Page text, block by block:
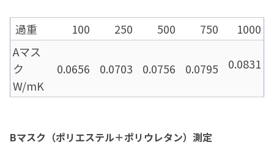
過重 100 250 500 750
1000
Aマス
ク
W/mK
0.0656 0.0703 0.0756 0.0795 0.0831
Bマスク （ポリエステル＋ポリウレタン）測定